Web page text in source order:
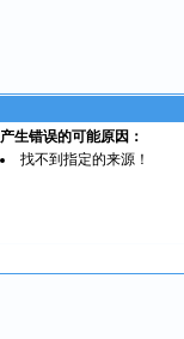
产生错误的可能原因：
找不到指定的来源！